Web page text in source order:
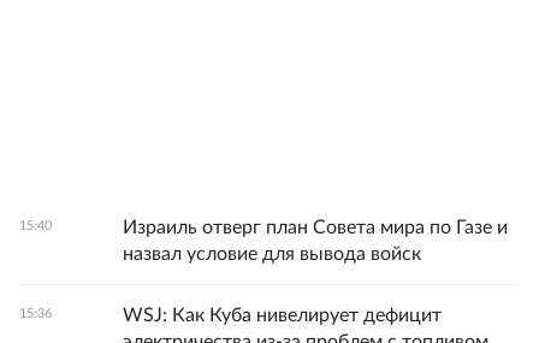
15:40
Израиль отверг план Совета мира по Газе и
назвал условие для вывода войск
15:36
WSJ: Как Куба нивелирует дефицит